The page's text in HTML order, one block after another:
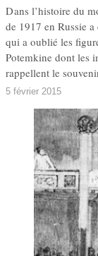
D ans l’histoire du
de 1917 en Russie
qui a oublié les
Potemkine dont les
rappellent le
5 février 2015